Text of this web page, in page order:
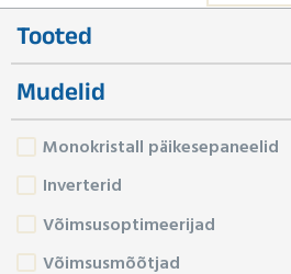
Tooted
Mudelid
Monokristall päikesepaneelid
Inverterid
Võimsusoptimeerijad
Võimsusmõõtjad